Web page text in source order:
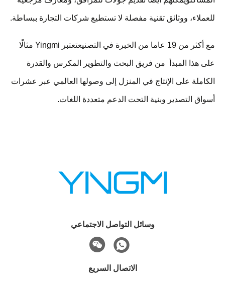
للعملاء، ووثائق تقنية مفصلة لا تستطيع شركات التجارة ببساطة.
مع أكثر من 19 عاما من الخبرة في التصنيعتعتبر Yingmi مثالًا
على هذا المبدأ ‬ من فريق البحث والتطوير المكرس والقدرة
الكاملة على الإنتاج في المنزل إلى وصولها العالمي عبر عشرات
أسواق التصدير وبنية التحت الدعم متعددة اللغات.
وسائل التواصل الاجتماعي
الاتصال السريع